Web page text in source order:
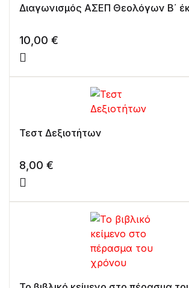
Διαγωνισμός ΑΣΕΠ Θεολόγων Β΄
10,00 €
Τεστ Δεξιοτήτων
8,00 €